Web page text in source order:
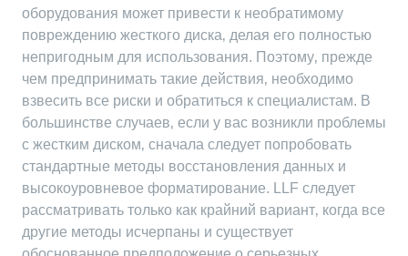
оборудования может привести к необратимому
повреждению жесткого диска‚ делая его полностью
непригодным для использования. Поэтому‚ прежде
чем предпринимать такие действия‚ необходимо
взвесить все риски и обратиться к специалистам. В
большинстве случаев‚ если у вас возникли проблемы
с жестким диском‚ сначала следует попробовать
стандартные методы восстановления данных и
высокоуровневое форматирование. LLF следует
рассматривать только как крайний вариант‚ когда все
другие методы исчерпаны и существует